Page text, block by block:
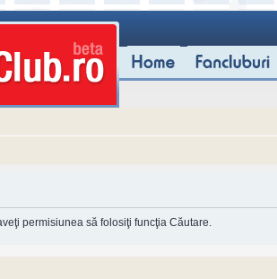
permisiunea să folosiţi funcţia Căutare.